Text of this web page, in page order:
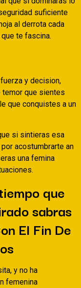
suficiente
al derrota cada
te fascina.
y decision,
que sientes
que conquistes a un
si sintieras esa
acostumbrarte an
una femina
que
sabras
El Fin De
y no ha
femenina